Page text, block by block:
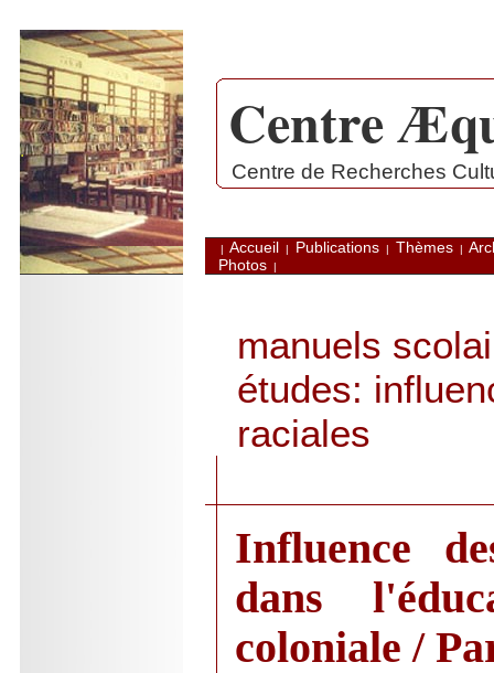
. Centre
Centre de Recherches
| Accueil | Publications | Thèmes |
Photos |
manuels
études:
raciales
Influence
dans
coloniale /